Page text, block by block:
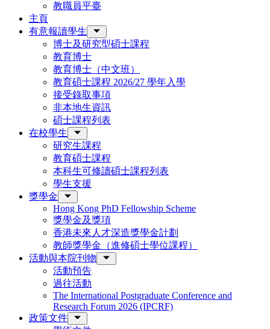
教職員平臺
主頁
有意報讀學生
博士及研究型碩士課程
教育博士
教育博士（中文班）
教育碩士課程 2026/27 學年入學
接受錄取事項
非本地生資訊
碩士課程列表
在校學生
研究生課程
教育碩士課程
本科生可修讀碩士課程列表
學生支援
獎學金
Hong Kong PhD Fellowship Scheme
獎學金及獎項
香港未來人才深造獎學金計劃
教師獎學金（進修碩士學位課程）
活動與本院刊物
活動預告
過往活動
The International Postgraduate Conference and
Research Forum 2026 (IPCRF)
政策文件